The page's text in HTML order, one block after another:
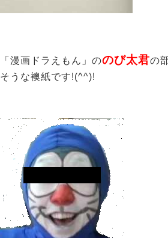
「漫画ドラえもん」ののび太君の
そうな襖紙です!(^^)!